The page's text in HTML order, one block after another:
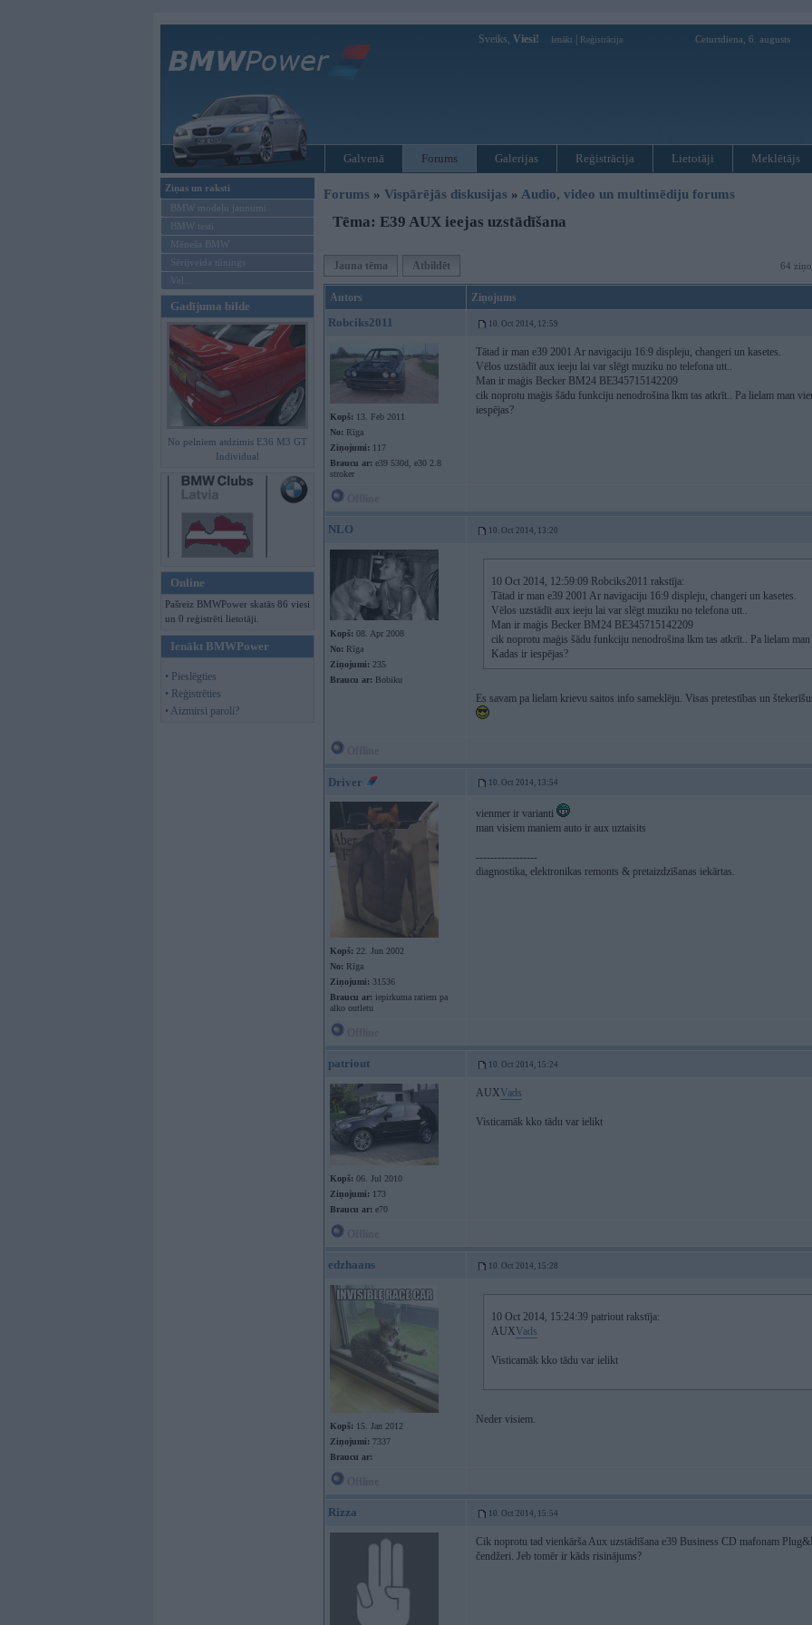
Sveiks, Viesi! Ienākt Reģistrācija Ceturtdiena, 6. augusts
Galvenā Forums Galerijas Reģistrācija Lietotāji Meklētājs
Ziņas un raksti
BMW modeļu jaunumi
BMW testi
Mēneša BMW
Sērijveida tūnings
Vel...
Gadījuma bilde
No pelniem atdzimis E36 M3 GT
Individual
Online
Pašreiz BMWPower skatās 86 viesi
un 0 reģistrēti lietotāji.
Ienākt BMWPower
• Pieslēgties
• Reģistrēties
• Aizmirsi paroli?
Forums » Vispārējās diskusijas » Audio, video un multimēdiju forums
Tēma: E39 AUX ieejas uzstādīšana
Jauna tēma Atbildēt 64
Autors Ziņojums
Robciks2011 10. Oct 2014, 12:59
Kopš: 13. Feb 2011
No: Rīga
Ziņojumi: 117
Braucu ar: e39 530d, e30 2.8
stroker
Tātad ir man e39 2001 Ar navigaciju 16:9 displeju, changeri un kasetes.
Vēlos uzstādīt aux ieeju lai var slēgt muziku no telefona utt..
Man ir maģis Becker BM24 BE345715142209
cik noprotu maģis šādu funkciju nenodrošina lkm tas atkrīt.. Pa lielam man
iespējas?
NLO 10. Oct 2014, 13:20
Kopš: 08. Apr 2008
No: Rīga
Ziņojumi: 235
Braucu ar: Bobiku
10 Oct 2014, 12:59:09 Robciks2011 rakstīja:
Tātad ir man e39 2001 Ar navigaciju 16:9 displeju, changeri un kasetes.
Vēlos uzstādīt aux ieeju lai var slēgt muziku no telefona utt..
Man ir maģis Becker BM24 BE345715142209
cik noprotu maģis šādu funkciju nenodrošina lkm tas atkrīt.. Pa lielam
Kadas ir iespējas?
Es savam pa lielam krievu saitos info sameklēju. Visas pretestības un
Driver 10. Oct 2014, 13:54
Kopš: 22. Jun 2002
No: Rīga
Ziņojumi: 31536
Braucu ar: iepirkuma ratiem pa
alko outletu
vienmer ir varianti
man visiem maniem auto ir aux uztaisits
-----------------
diagnostika, elektronikas remonts & pretaizdzīšanas iekārtas.
patriout 10. Oct 2014, 15:24
Kopš: 06. Jul 2010
Ziņojumi: 173
Braucu ar: e70
AUXVads
Visticamāk kko tādu var ielikt
edzhaans 10. Oct 2014, 15:28
Kopš: 15. Jan 2012
Ziņojumi: 7337
Braucu ar:
10 Oct 2014, 15:24:39 patriout rakstīja:
AUXVads
Visticamāk kko tādu var ielikt
Neder visiem.
Rizza 10. Oct 2014, 15:54
Cik noprotu tad vienkārša Aux uzstādīšana e39 Business CD mafonam
čendžeri. Jeb tomēr ir kāds risinājums?